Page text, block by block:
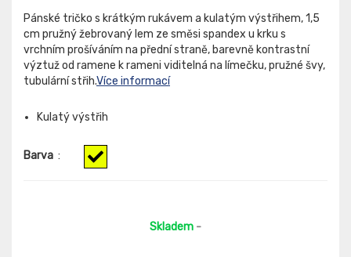
Pánské tričko s krátkým rukávem a kulatým výstřihem, 1,5
cm pružný žebrovaný lem ze směsi spandex u krku s
vrchním prošíváním na přední straně, barevně kontrastní
výztuž od ramene k rameni viditelná na límečku, pružné švy,
tubulární střih.Více informací
Kulatý výstřih
Barva :
Skladem -